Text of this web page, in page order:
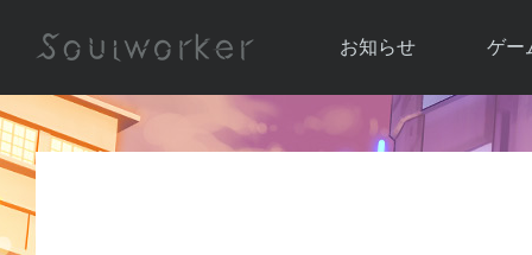
お知らせ
お知らせ一覧
ゲー
ソウ